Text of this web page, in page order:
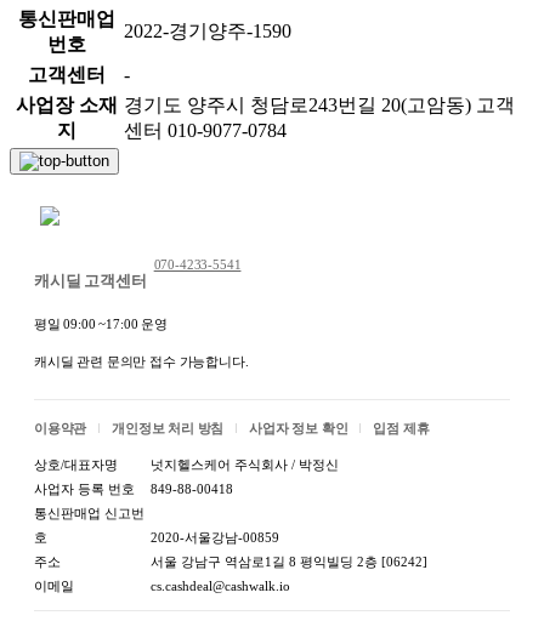
통신판매업
번호
2022-경기양주-1590
고객센터
-
사업장 소재
지
경기도 양주시 청담로243번길 20(고암동) 고객
센터 010-9077-0784
캐시딜 고객센터
070-4233-5541
평일 09:00 ~17:00 운영
캐시딜 관련 문의만 접수 가능합니다.
이용약관 개인정보 처리 방침 사업자 정보 확인 입점 제휴
상호/대표자명
넛지헬스케어 주식회사 / 박정신
사업자 등록 번호
849-88-00418
통신판매업 신고번
호
2020-서울강남-00859
주소
서울 강남구 역삼로1길 8 평익빌딩 2층 [06242]
이메일
cs.cashdeal@cashwalk.io